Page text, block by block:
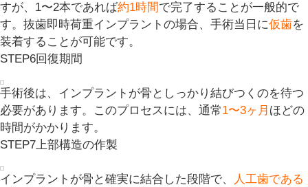
すが、1〜2本であれば約1時間で完了することが一般的で
す。抜歯即時荷重インプラントの場合、手術当日に仮歯を
装着することが可能です。
STEP6回復期間
手術後は、インプラントが骨としっかり結びつくのを待つ
必要があります。このプロセスには、通常1〜3ヶ月 ほどの
時間がかかります。
STEP7上部構造の作製
インプラントが骨と確実に結合した段階で、
人工歯である